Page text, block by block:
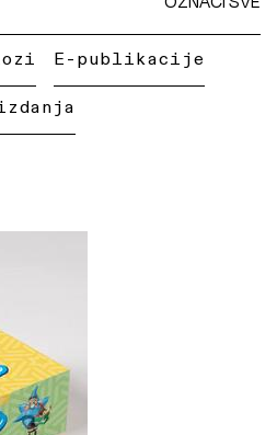
E-publikacije